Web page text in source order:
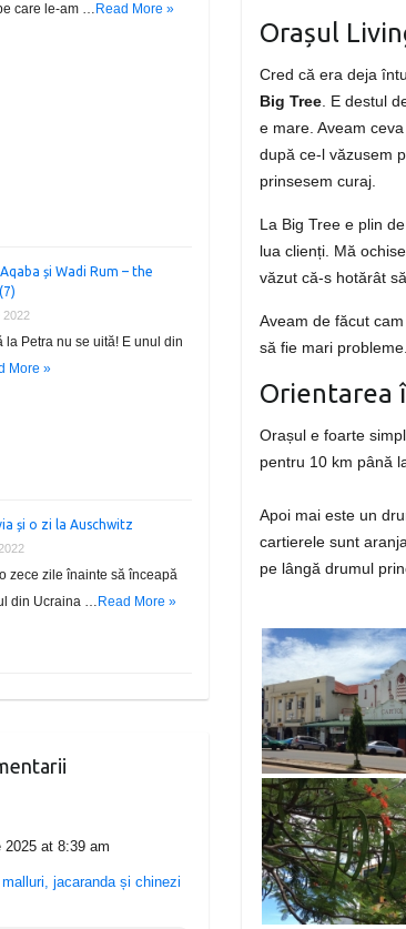
Orașul
Cred că era deja
Big Tree. E destul
e mare. Aveam
după ce-l văzusem
prinsesem curaj.
La Big Tree e plin
lua clienți. Mă
văzut că-s hotărât
Aveam de făcut
să fie mari
Orientarea
Orașul e foarte
pentru 10 km până
Apoi mai este un
cartierele sunt
pe lângă drumul
care le-am … Read More »
și Wadi Rum – the
2022
la Petra nu se uită! E unul din
More »
și o zi la Auschwitz
zece zile înainte să înceapă
din Ucraina … Read More »
2025 at 8:39 am
jacaranda și chinezi